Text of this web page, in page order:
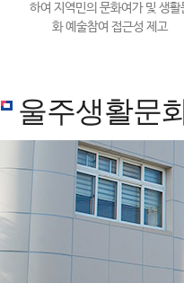
하여 지역민의 문화여가 및 생활
화 예술참여 접근성 제고
울주생활문